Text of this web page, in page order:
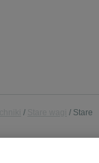
Stare